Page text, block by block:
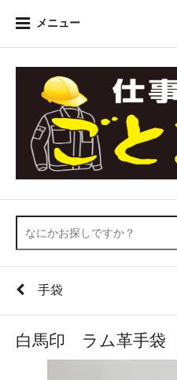
メニュー
手袋
白馬印 ラム革手